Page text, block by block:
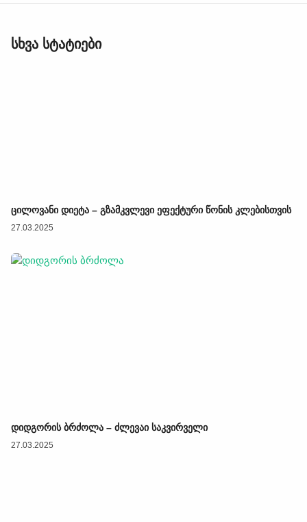
სხვა სტატიები
ცილოვანი დიეტა – გზამკვლევი ეფექტური წონის კლებისთვის
27.03.2025
დიდგორის ბრძოლა – ძლევაი საკვირველი
27.03.2025